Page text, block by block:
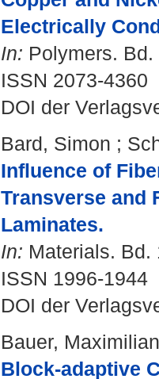
Electrically
In: Polymers.
ISSN 2073-4360
DOI der
Bard, Simon ;
Influence of
Transverse and
Laminates.
In: Materials. Bd.
ISSN 1996-1944
DOI der
Bauer, Maximilian
Block-adaptive